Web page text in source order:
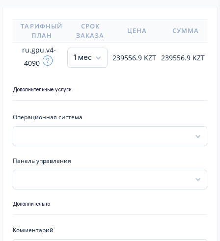
ТАРИФНЫЙ
ПЛАН
СРОК
ЗАКАЗА
ЦЕНА СУММА
ru.gpu.v4-
4090
239556.9 KZT 239556.9 KZT
Дополнительные услуги
Операционная система
Панель управления
Дополнительно
Комментарий